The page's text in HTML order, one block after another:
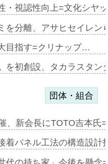
・視認性向上=文化シヤ
を分離、アサヒセイレ
目指す=クリナップ…
を初創設、タカラスタ
団体・組合
、新会長にTOTO吉本氏
着パネル工法の構造設